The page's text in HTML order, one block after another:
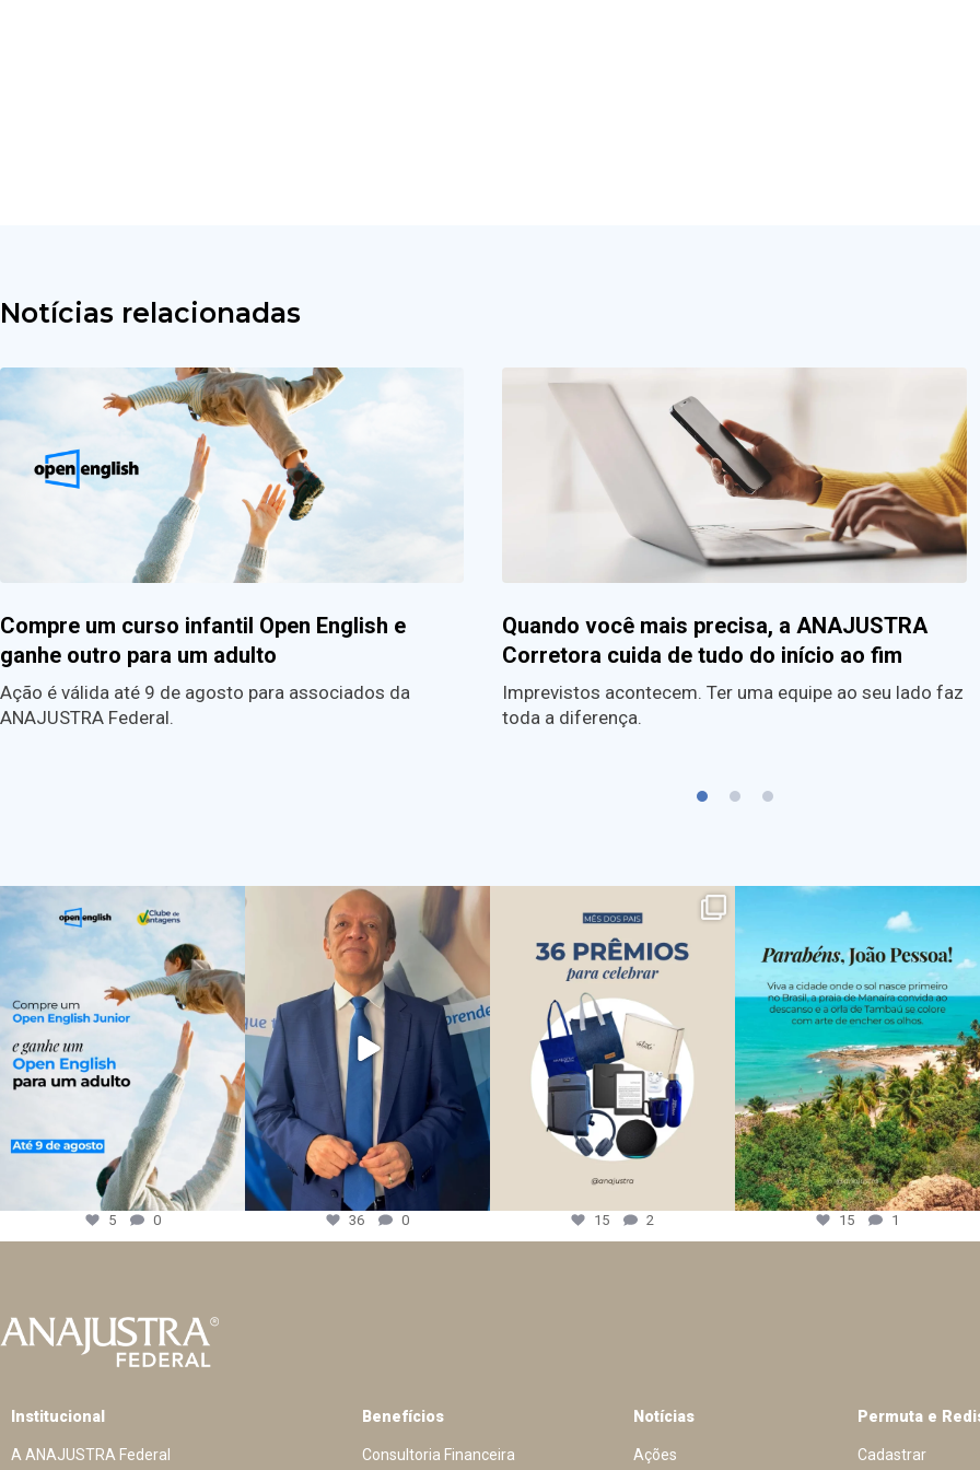
Notícias relacionadas
Compre um curso infantil Open English e
ganhe outro para um adulto
Ação é válida até 9 de agosto para associados da
ANAJUSTRA Federal.
Quando você mais precisa, a ANAJUSTRA
Corretora cuida de tudo do início ao fim
Imprevistos acontecem. Ter uma equipe ao seu lado faz
toda a diferença.
5 0 36 0 15 2 15 1
Institucional
A ANAJUSTRA Federal
Benefícios
Consultoria Financeira
Notícias
Ações
Permuta e
Cadastrar